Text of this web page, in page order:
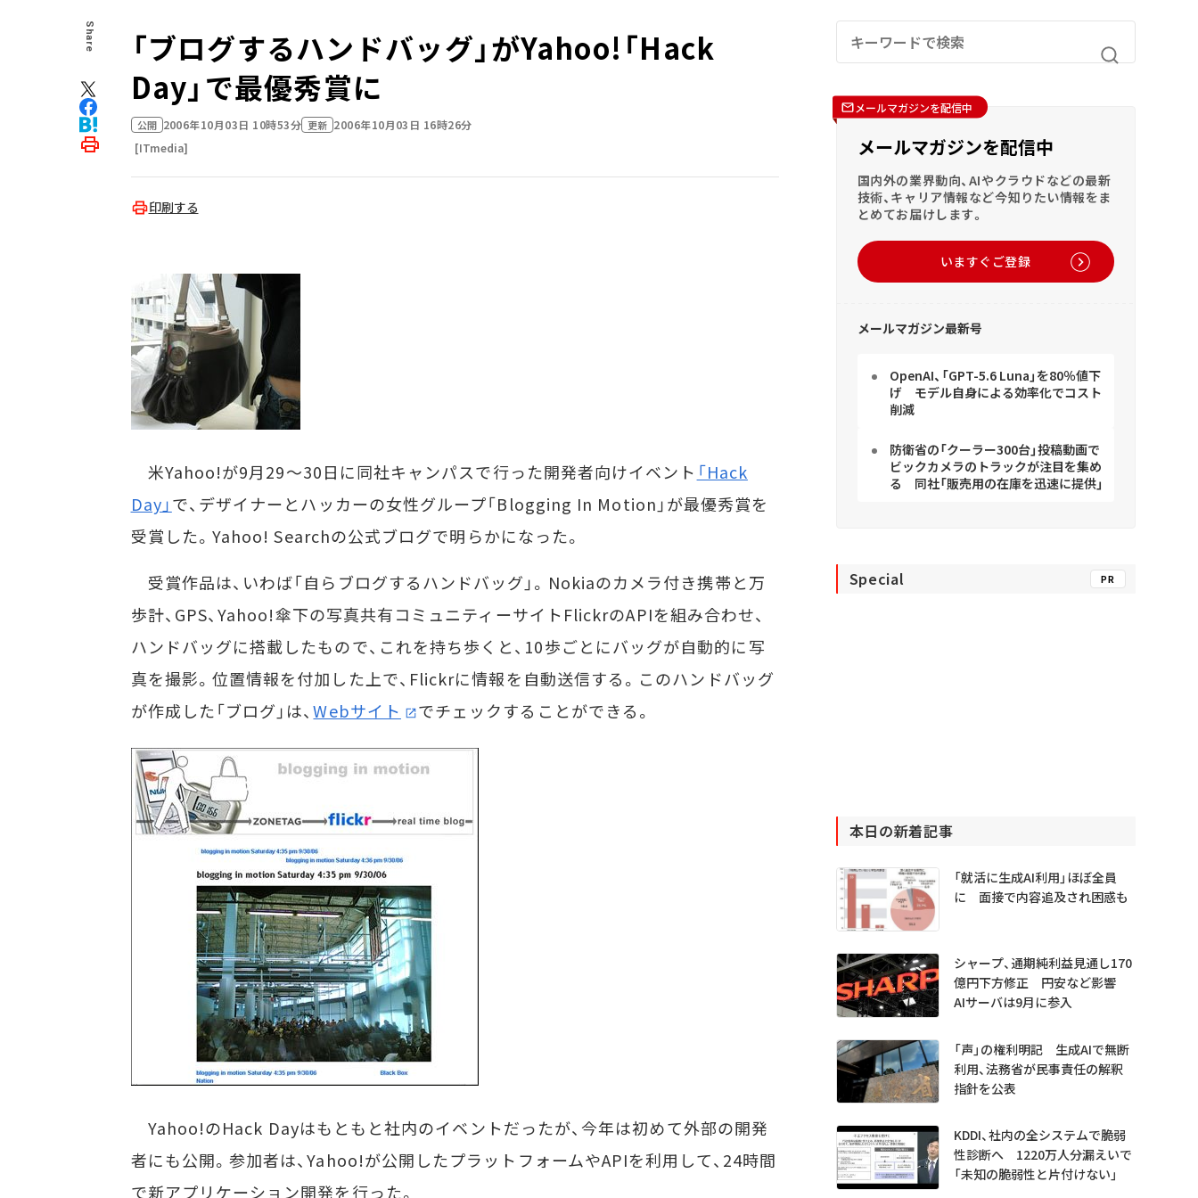
Share
「ブログするハンドバッグ」がYahoo!「Hack
Day」で最優秀賞に
公開 2006年10月03日 10時53分 更新 2006年10月03日 16時26分
[ITmedia]
印刷する
米Yahoo!が9月29～30日に同社キャンパスで行った開発者向けイベント 「Hack
Day」で、デザイナーとハッカーの女性グループ「Blogging In Motion」が最優秀賞を
受賞した。Yahoo! Searchの公式ブログで明らかになった。
受賞作品は、いわば「自らブログするハンドバッグ」。Nokiaのカメラ付き携帯と万
歩計、GPS、Yahoo!傘下の写真共有コミュニティーサイトFlickrのAPIを組み合わせ、
ハンドバッグに搭載したもので、これを持ち歩くと、10歩ごとにバッグが自動的に写
真を撮影。位置情報を付加した上で、Flickrに情報を自動送信する。このハンドバッグ
が作成した「ブログ」は、Webサイト でチェックすることができる。
Yahoo!のHack Dayはもともと社内のイベントだったが、今年は初めて外部の開発
者にも公開。参加者は、Yahoo!が公開したプラットフォームやAPIを利用して、24時間
で新アプリケーション開発を行った。
メールマガジンを配信中
メールマガジンを配信中
国内外の業界動向、AIやクラウドなどの最新
技術、キャリア情報など今知りたい情報をま
とめてお届けします。
いますぐご登録
メールマガジン最新号
OpenAI、「GPT-5.6 Luna」を80％値下
げ モデル自身による効率化でコスト
削減
防衛省の「クーラー300台」投稿動画で
ビックカメラのトラックが注目を集め
る 同社「販売用の在庫を迅速に提供」
Special PR
本日の新着記事
「就活に生成AI利用」ほぼ全員
に 面接で内容追及され困惑も
シャープ、通期純利益見通し170
億円下方修正 円安など影響
AIサーバは9月に参入
「声」の権利明記 生成AIで無断
利用、法務省が民事責任の解釈
指針を公表
KDDI、社内の全システムで脆弱
性診断へ 1220万人分漏えいで
「未知の脆弱性と片付けない」